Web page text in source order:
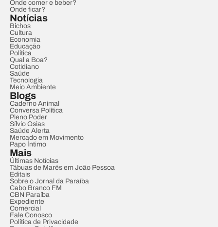
Onde comer e beber?
Onde ficar?
Notícias
Bichos
Cultura
Economia
Educação
Política
Qual a Boa?
Cotidiano
Saúde
Tecnologia
Meio Ambiente
Blogs
Caderno Animal
Conversa Política
Pleno Poder
Sílvio Osias
Saúde Alerta
Mercado em Movimento
Papo Íntimo
Mais
Últimas Notícias
Tábuas de Marés em João Pessoa
Editais
Sobre o Jornal da Paraíba
Cabo Branco FM
CBN Paraíba
Expediente
Comercial
Fale Conosco
Política de Privacidade